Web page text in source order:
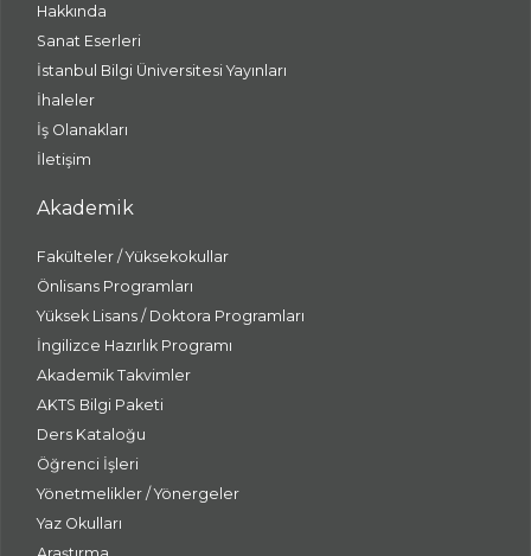
Hakkında
Sanat Eserleri
İstanbul Bilgi Üniversitesi Yayınları
İhaleler
İş Olanakları
İletişim
Akademik
Fakülteler / Yüksekokullar
Önlisans Programları
Yüksek Lisans / Doktora Programları
İngilizce Hazırlık Programı
Akademik Takvimler
AKTS Bilgi Paketi
Ders Kataloğu
Öğrenci İşleri
Yönetmelikler / Yönergeler
Yaz Okulları